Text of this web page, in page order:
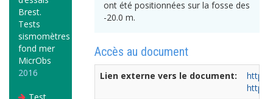
Brest.
Tests
sismomètres
fond mer
MicrObs
2016
ont été positionnées sur la fosse des
-20.0 m.
Accès au document
Lien externe vers le document:
http://
http://